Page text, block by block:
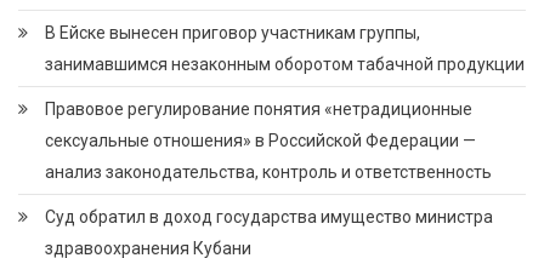
В Ейске вынесен приговор участникам группы,
занимавшимся незаконным оборотом табачной продукции
Правовое регулирование понятия «нетрадиционные
сексуальные отношения» в Российской Федерации —
анализ законодательства, контроль и ответственность
Суд обратил в доход государства имущество министра
здравоохранения Кубани